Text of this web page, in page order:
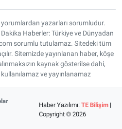
yazarları sorumludur.
Haberler: Türkiye ve Dünyadan
sorumlu tutulamaz. Sitedeki tüm
Sitemizde yayınlanan haber, köşe
kaynak gösterilse dahi,
ve yayınlanamaz
Haber Yazılımı:TE Bilişim |
Copyright © 2026